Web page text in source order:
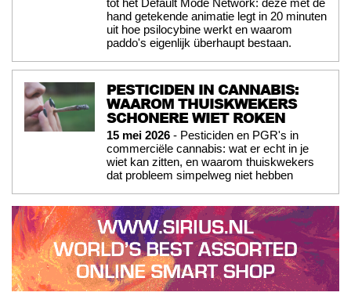
tot het Default Mode Network: deze met de
hand getekende animatie legt in 20 minuten
uit hoe psilocybine werkt en waarom
paddo's eigenlijk überhaupt bestaan.
PESTICIDEN IN CANNABIS:
WAAROM THUISKWEKERS
SCHONERE WIET ROKEN
15 mei 2026 - Pesticiden en PGR's in
commerciële cannabis: wat er echt in je
wiet kan zitten, en waarom thuiskwekers
dat probleem simpelweg niet hebben